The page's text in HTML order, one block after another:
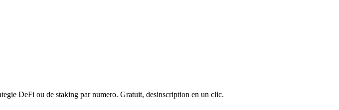
DeFi ou de staking par numero. Gratuit, desinscription en un clic.